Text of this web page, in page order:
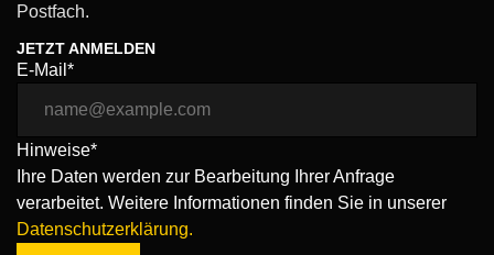
Postfach.
JETZT ANMELDEN
E-Mail*
Hinweise*
Ihre Daten werden zur Bearbeitung Ihrer Anfrage
verarbeitet. Weitere Informationen finden Sie in unserer
Datenschutzerklärung.